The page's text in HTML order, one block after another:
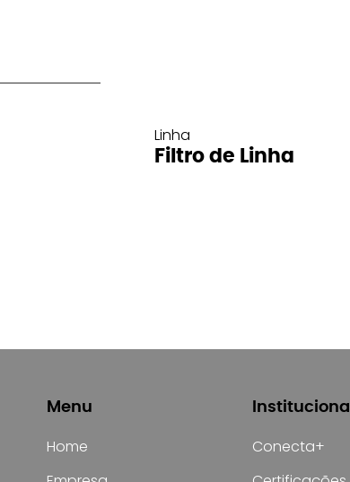
Linha
Filtro de Linha
Menu
Home
Institucional
Conecta+